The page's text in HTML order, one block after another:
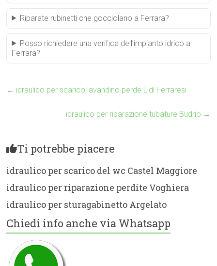
Riparate rubinetti che gocciolano a Ferrara?
Posso richiedere una verifica dell’impianto idrico a
Ferrara?
← idraulico per scarico lavandino perde Lidi Ferraresi
idraulico per riparazione tubature Budrio →
Ti potrebbe piacere
idraulico per scarico del wc Castel Maggiore
idraulico per riparazione perdite Voghiera
idraulico per sturagabinetto Argelato
Chiedi info anche via Whatsapp